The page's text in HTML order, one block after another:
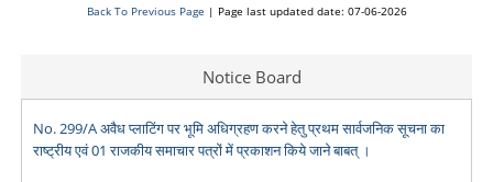
Back To Previous Page | Page last updated date: 07-06-2026
Notice Board
राष्ट्रीय एवं 01 राजकीय समाचार पत्रों में प्रकाशन किये जाने बाबत् ।